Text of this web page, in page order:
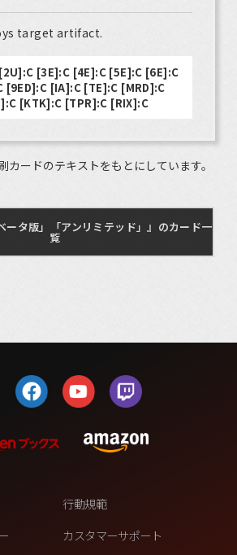
target artifact.
[3E]:C [4E]:C [5E]:C [6E]:C
[9ED]:C [IA]:C [TE]:C [MRD]:C
[KTK]:C [TPR]:C [RIX]:C
カードのテキストをもとにしています。
ータ版」「アンリミテッド」』のカード一
覧
行動規範
カスタマーサポート